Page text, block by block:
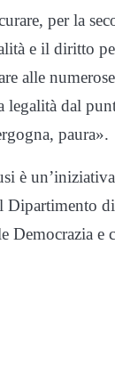
per la
e il diritto
alle
legalità dal
paura».
è
e